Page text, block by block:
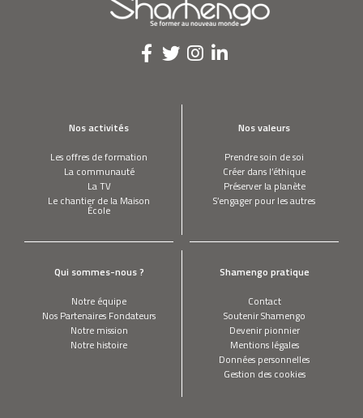
Nos activités
Les offres de formation
La communauté
La TV
Le chantier de la Maison
École
Nos valeurs
Prendre soin de soi
Créer dans l’éthique
Préserver la planète
S’engager pour les autres
Qui sommes-nous ?
Notre équipe
Nos Partenaires Fondateurs
Notre mission
Notre histoire
Shamengo pratique
Contact
Soutenir Shamengo
Devenir pionnier
Mentions légales
Données personnelles
Gestion des cookies